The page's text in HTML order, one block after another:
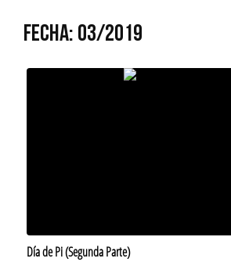
FECHA: 03/2019
Día de Pi (Segunda Parte)